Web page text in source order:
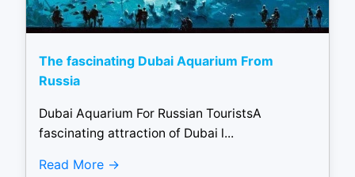
The fascinating Dubai Aquarium From
Russia
Dubai Aquarium For Russian TouristsA
fascinating attraction of Dubai l...
Read More